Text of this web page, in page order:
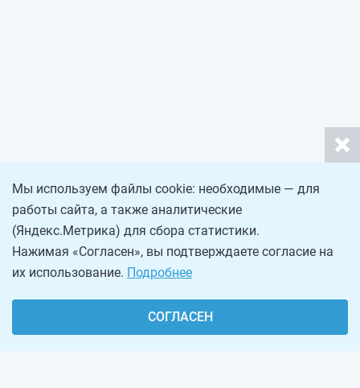
Мы используем файлы cookie: необходимые — для
работы сайта, а также аналитические
(Яндекс.Метрика) для сбора статистики.
Нажимая «Согласен», вы подтверждаете согласие на
их использование. Подробнее
СОГЛАСЕН